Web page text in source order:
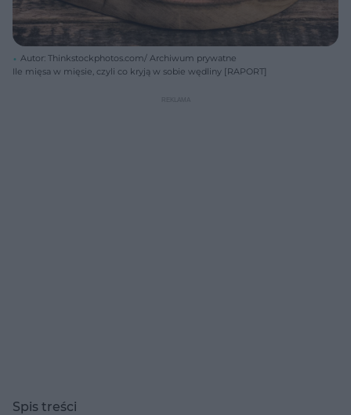
Autor: Thinkstockphotos.com/ Archiwum prywatne
Ile mięsa w mięsie, czyli co kryją w sobie wędliny [RAPORT]
Spis treści